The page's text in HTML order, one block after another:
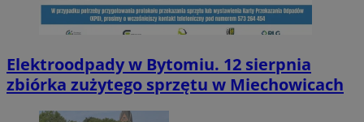
Elektroodpady w Bytomiu. 12 sierpnia
zbiórka zużytego sprzętu w Miechowicach